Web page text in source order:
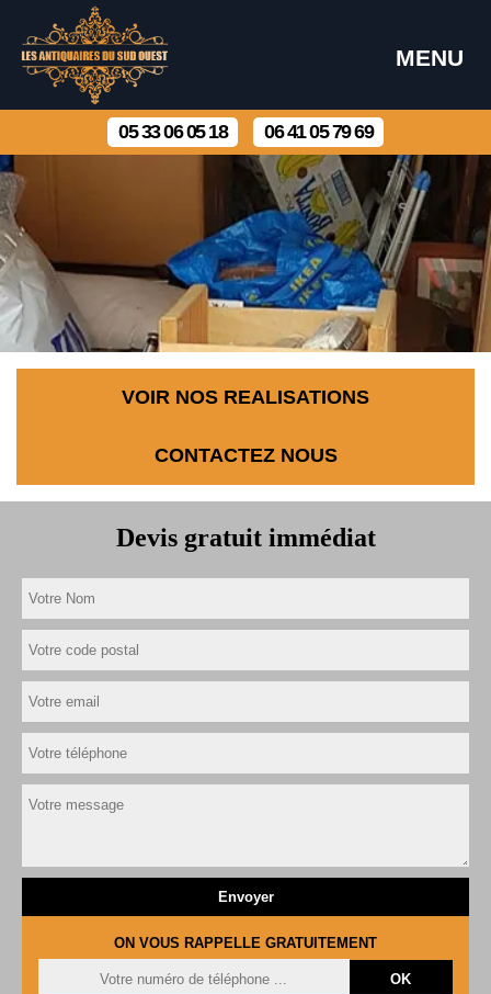
MENU
05 33 06 05 18 06 41 05 79 69
VOIR NOS REALISATIONS
CONTACTEZ NOUS
Devis gratuit immédiat
ON VOUS RAPPELLE GRATUITEMENT